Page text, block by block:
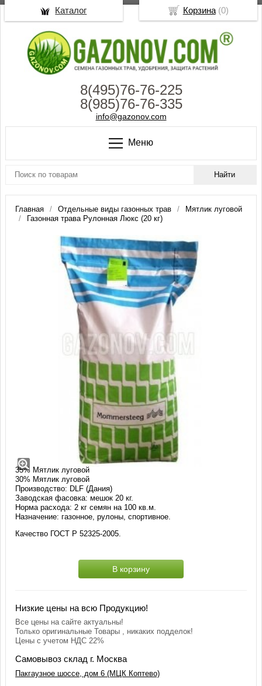
8(495)76-76-225
8(985)76-76-335
info@gazonov.com
Меню
Главная Отдельные виды газонных трав
Мятлик луговой
Газонная трава Рулонная Люкс (20 кг)
Газонная трава Рулонная Люкс (20 кг)
Смесь: РУЛОННАЯ ЛЮКС
35% Мятлик луговой
35% Мятлик луговой
30% Мятлик луговой
Производство: DLF (Дания)
Заводская фасовка: мешок 20 кг.
Норма расхода: 2 кг семян на 100 кв.м.
Назначение: газонное, рулоны, спортивное.
Качество ГОСТ Р 52325-2005.
В корзину
Низкие цены на всю Продукцию!
Все цены на сайте актуальны!
Только оригинальные Товары , никаких подделок!
Цены с учетом НДС 22%
Самовывоз склад г. Москва
Пакгаузное шоссе, дом 6 (МЦК Коптево)
Корзина(0)
Каталог